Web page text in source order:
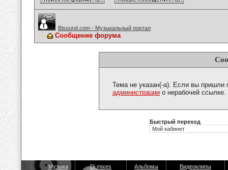
Bisound.com - Музыкальный портал
Сообщение форума
Тема не указан(-а). Если вы пришли
администрации о нерабочей ссылке.
Быстрый переход
Музыка Dj mixes Альбомы Видеоклипы